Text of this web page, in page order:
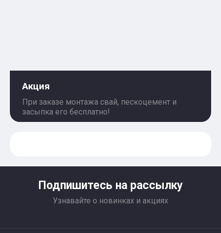
Акция
При заказе монтажа свай, пескоцемент и
засыпка его бесплатно!
Подпишитесь на рассылку
Узнавайте о новинках и акциях